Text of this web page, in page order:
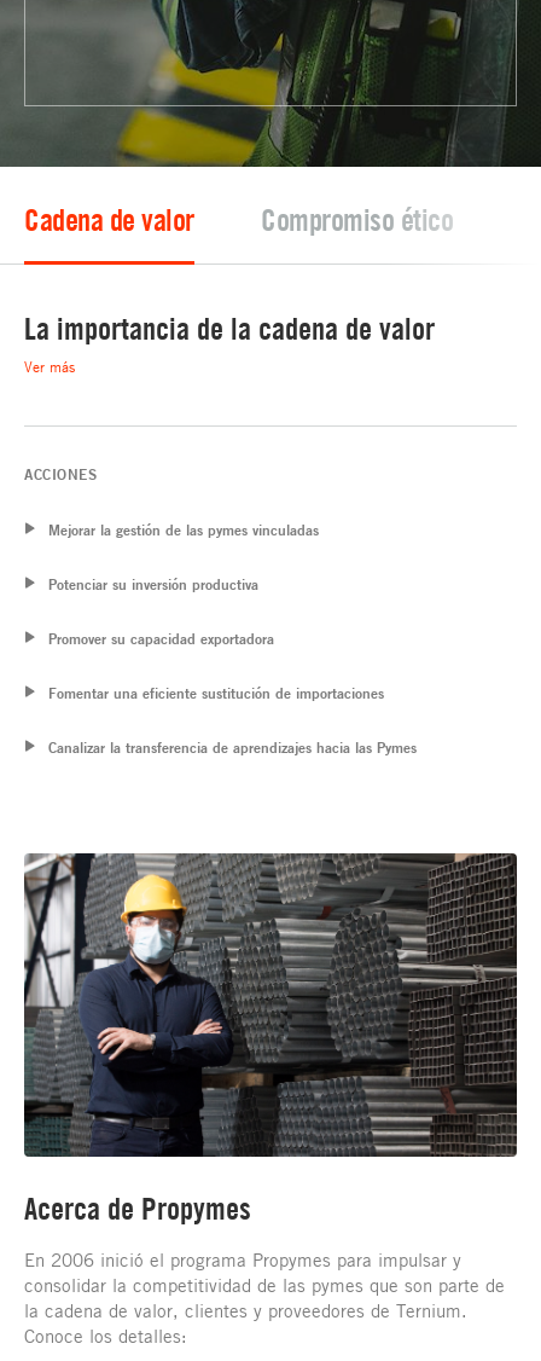
Cadena de valor Compromiso ético
La importancia de la cadena de valor
Ver más
ACCIONES
Mejorar la gestión de las pymes vinculadas
Potenciar su inversión productiva
Promover su capacidad exportadora
Fomentar una eficiente sustitución de importaciones
Canalizar la transferencia de aprendizajes hacia las Pymes
Acerca de Propymes
En 2006 inició el programa Propymes para impulsar y
consolidar la competitividad de las pymes que son parte de
la cadena de valor, clientes y proveedores de Ternium.
Conoce los detalles: